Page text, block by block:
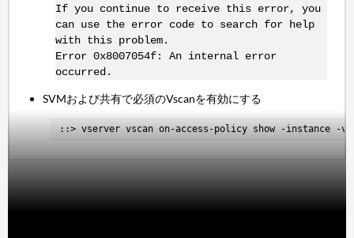
If you continue to receive this error, you
can use the error code to search for help
with this problem.
Error 0x8007054f: An internal error
occurred.
SVMおよび共有で必須のVscanを有効にする
::> vserver vscan on-access-policy show -instance -